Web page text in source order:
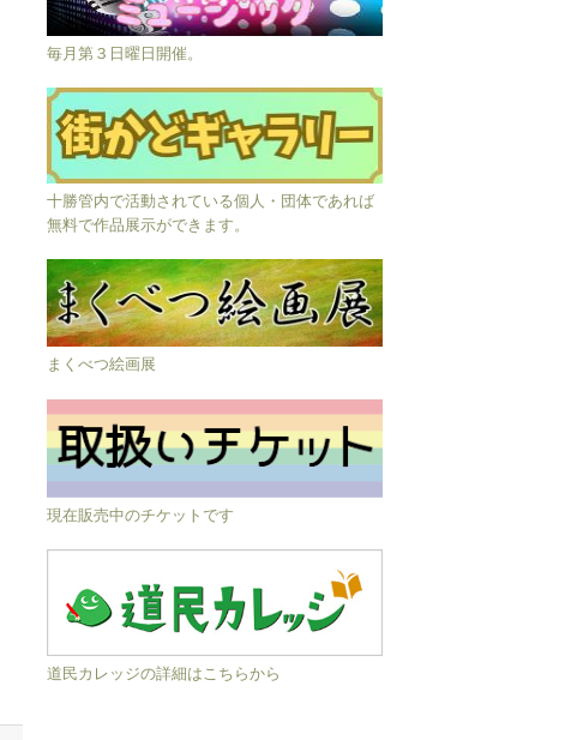
毎月第３日曜日開催。
十勝管内で活動されている個人・団体であれば
無料で作品展示ができます。
まくべつ絵画展
現在販売中のチケットです
道民カレッジの詳細はこちらから